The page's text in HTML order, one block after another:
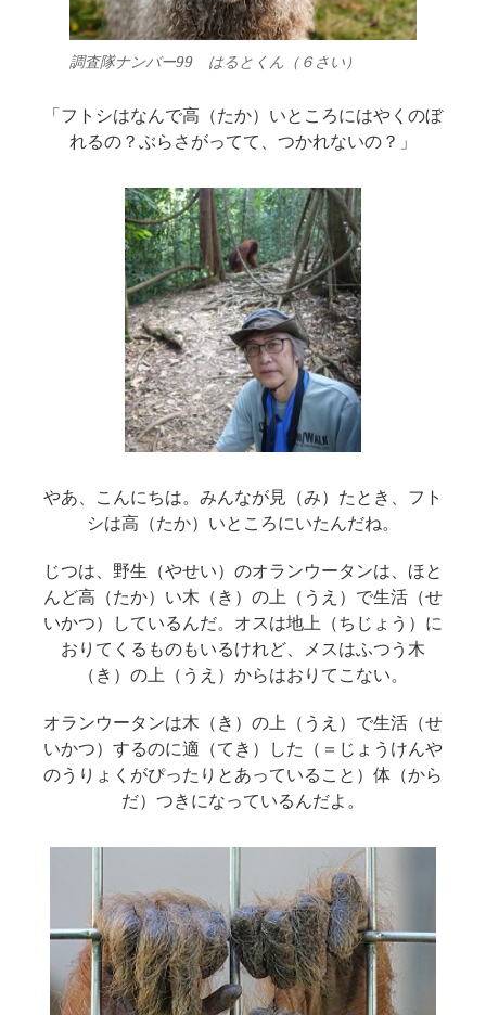
調査隊ナンバー99 はるとくん（６さい）
「フトシはなんで高（たか）いところにはやくのぼ
れるの？ぶらさがってて、つかれないの？」
やあ、こんにちは。みんなが見（み）たとき、フト
シは高（たか）いところにいたんだね。
じつは、野生（やせい）のオランウータンは、ほと
んど高（たか）い木（き）の上（うえ）で生活（せ
いかつ）しているんだ。オスは地上（ちじょう）に
おりてくるものもいるけれど、メスはふつう木
（き）の上（うえ）からはおりてこない。
オランウータンは木（き）の上（うえ）で生活（せ
いかつ）するのに適（てき）した（＝じょうけんや
のうりょくがぴったりとあっていること）体（から
だ）つきになっているんだよ。